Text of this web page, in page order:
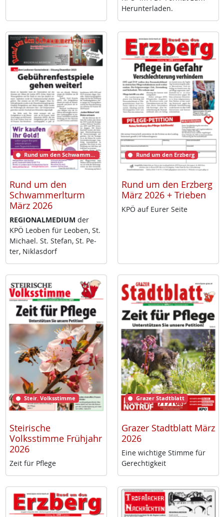
Her­un­ter­la­den.
Rund um den Schwammerlturm
Rund um den
Schwammerlturm
März 2026
RE­GIO­NAL­ME­DI­UM der
KPÖ Leo­ben für Leo­ben, St.
Mi­cha­el. St. Ste­fan, St. Pe­
ter, Niklas­dorf
Rund um den Erzberg
Rund um den Erzberg
März 2026 + Trieben
KPÖ auf Eu­rer Sei­te
Steir. Volksstimme
Steirische
Volksstimme Frühjahr
2026
Zeit für Pf­le­ge
Grazer Stadtblatt
Grazer Stadtblatt März
2026
Ei­ne wich­ti­ge Stim­me für
Ge­rech­tig­keit